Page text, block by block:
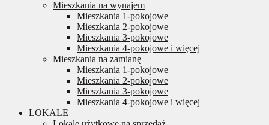
Mieszkania na wynajem
Mieszkania 1-pokojowe
Mieszkania 2-pokojowe
Mieszkania 3-pokojowe
Mieszkania 4-pokojowe i więcej
Mieszkania na zamianę
Mieszkania 1-pokojowe
Mieszkania 2-pokojowe
Mieszkania 3-pokojowe
Mieszkania 4-pokojowe i więcej
LOKALE